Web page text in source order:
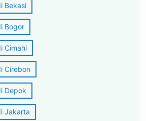
Bekasi
Bogor
Cimahi
Cirebon
Depok
Jakarta